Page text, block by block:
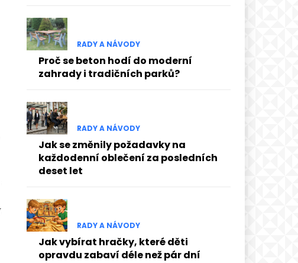
RADY A NÁVODY
Proč se beton hodí do moderní
zahrady i tradičních parků?
RADY A NÁVODY
Jak se změnily požadavky na
každodenní oblečení za posledních
deset let
RADY A NÁVODY
Jak vybírat hračky, které děti
opravdu zabaví déle než pár dní